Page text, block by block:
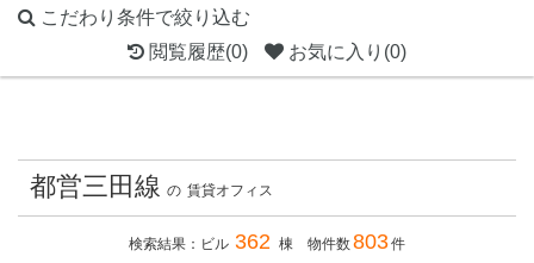
こだわり条件で絞り込む
閲覧履歴(0) お気に入り (0)
都営三田線 の 賃貸オフィス
検索結果：ビル 362 棟 物件数803件